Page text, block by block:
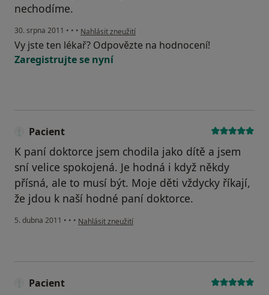
nechodíme.
30. srpna 2011 • • • podle názoru uživatele Pacient
Nahlásit zneužití
Vy jste ten lékař? Odpovězte na hodnocení!
Zaregistrujte se nyní
Pacient
K paní doktorce jsem chodila jako dítě a jsem
sní velice spokojená. Je hodná i když někdy
přísná, ale to musí být. Moje děti vždycky říkají,
že jdou k naší hodné paní doktorce.
5. dubna 2011 • • • podle názoru uživatele Pacient
Nahlásit zneužití
Pacient